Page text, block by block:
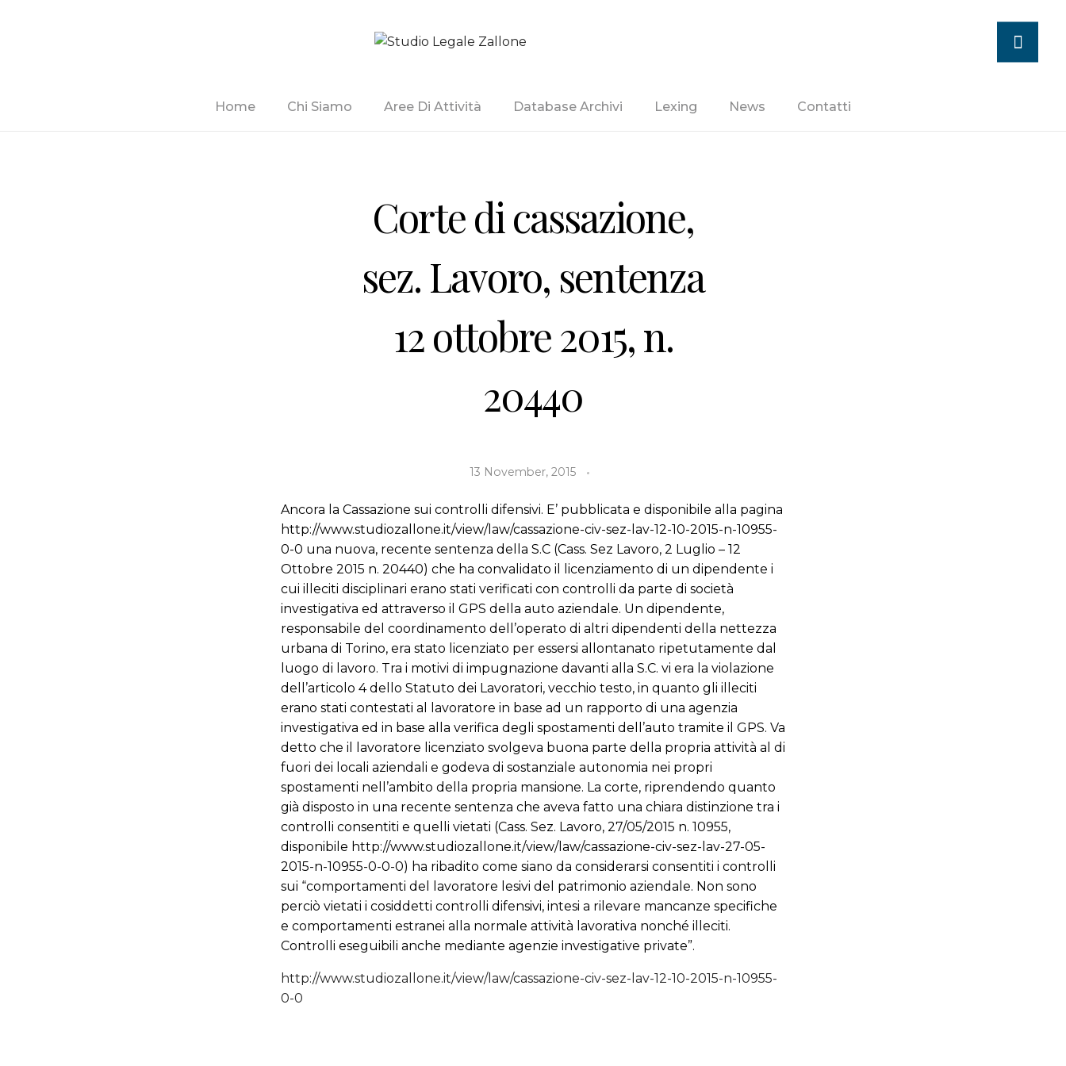
Home Chi Siamo Aree Di Attività Database Archivi Lexing News Contatti
Corte di cassazione,
sez. Lavoro, sentenza
12 ottobre 2015, n.
20440
13 November, 2015
Ancora la Cassazione sui controlli difensivi. E’ pubblicata e disponibile alla pagina
http://www.studiozallone.it/view/law/cassazione-civ-sez-lav-12-10-2015-n-10955-
0-0 una nuova, recente sentenza della S.C (Cass. Sez Lavoro, 2 Luglio – 12
Ottobre 2015 n. 20440) che ha convalidato il licenziamento di un dipendente i
cui illeciti disciplinari erano stati verificati con controlli da parte di società
investigativa ed attraverso il GPS della auto aziendale. Un dipendente,
responsabile del coordinamento dell’operato di altri dipendenti della nettezza
urbana di Torino, era stato licenziato per essersi allontanato ripetutamente dal
luogo di lavoro. Tra i motivi di impugnazione davanti alla S.C. vi era la violazione
dell’articolo 4 dello Statuto dei Lavoratori, vecchio testo, in quanto gli illeciti
erano stati contestati al lavoratore in base ad un rapporto di una agenzia
investigativa ed in base alla verifica degli spostamenti dell’auto tramite il GPS. Va
detto che il lavoratore licenziato svolgeva buona parte della propria attività al di
fuori dei locali aziendali e godeva di sostanziale autonomia nei propri
spostamenti nell’ambito della propria mansione. La corte, riprendendo quanto
già disposto in una recente sentenza che aveva fatto una chiara distinzione tra i
controlli consentiti e quelli vietati (Cass. Sez. Lavoro, 27/05/2015 n. 10955,
disponibile http://www.studiozallone.it/view/law/cassazione-civ-sez-lav-27-05-
2015-n-10955-0-0-0) ha ribadito come siano da considerarsi consentiti i controlli
sui “comportamenti del lavoratore lesivi del patrimonio aziendale. Non sono
perciò vietati i cosiddetti controlli difensivi, intesi a rilevare mancanze specifiche
e comportamenti estranei alla normale attività lavorativa nonché illeciti.
Controlli eseguibili anche mediante agenzie investigative private”.
http://www.studiozallone.it/view/law/cassazione-civ-sez-lav-12-10-2015-n-10955-
0-0